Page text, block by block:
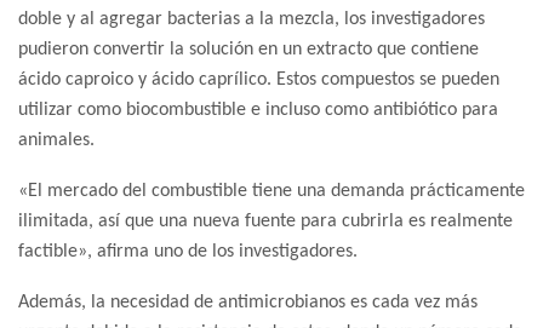
doble y al agregar bacterias a la mezcla, los investigadores
pudieron convertir la solución en un extracto que contiene
ácido caproico y ácido caprílico. Estos compuestos se pueden
utilizar como biocombustible e incluso como antibiótico para
animales.
«El mercado del combustible tiene una demanda prácticamente
ilimitada, así que una nueva fuente para cubrirla es realmente
factible», afirma uno de los investigadores.
Además, la necesidad de antimicrobianos es cada vez más